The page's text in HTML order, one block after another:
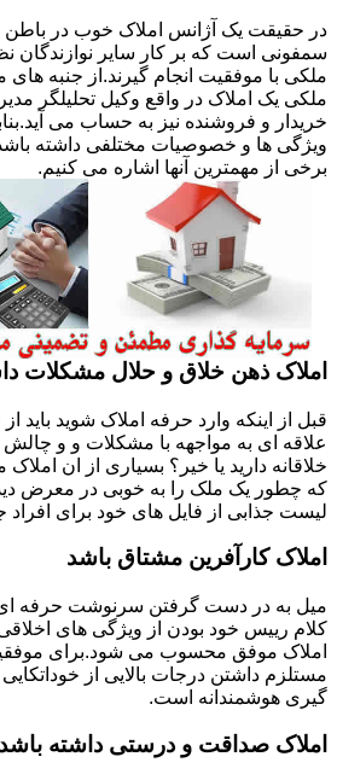
در حقیقت یک آژانس املاک خوب در باطن
سمفونی است که بر کار سایر نوازندگان
ملکی با موفقیت انجام گیرند.از جنبه های
ملکی یک املاک در واقع وکیل تحلیلگر
خریدار و فروشنده نیز به حساب می
ویژگی ها و خصوصیات مختلفی داشته
برخی از مهمترین آنها اشاره می کنیم.
املاک ذهن خلاق و حلال مشکلات
قبل از اینکه وارد حرفه املاک شوید باید
علاقه ای به مواجهه با مشکلات و و چالش
خلاقانه دارید یا خیر؟ بسیاری از ان
که چطور یک ملک را به خوبی در معرض دید
لیست جذابی از فایل های خود برای افراد
املاک کارآفرین مشتاق باشد
میل به در دست گرفتن سرنوشت حرفه
کلام رییس خود بودن از ویژگی های
املاک موفق محسوب می شود.برای
مستلزم داشتن درجات بالایی از
گیری هوشمندانه است.
املاک صداقت و درستی داشته باشد